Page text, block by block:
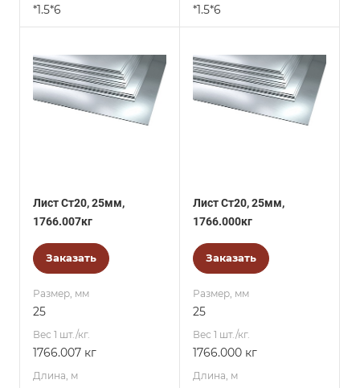
*1.5*6 *1.5*6
Лист Ст20, 25мм,
1766.007кг
Заказать
Размер, мм
25
Вес 1 шт./кг.
1766.007 кг
Длина, м
Лист Ст20, 25мм,
1766.000кг
Заказать
Размер, мм
25
Вес 1 шт./кг.
1766.000 кг
Длина, м